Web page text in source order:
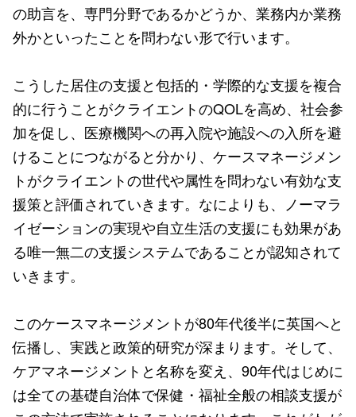
の助言を、専門分野であるかどうか、業務内か業務
外かといったことを問わない形で行います。
こうした居住の支援と包括的・学際的な支援を複合
的に行うことがクライエントのQOLを高め、社会参
加を促し、医療機関への再入院や施設への入所を避
けることにつながると分かり、ケースマネージメン
トがクライエントの世代や属性を問わない有効な支
援策と評価されていきます。なによりも、ノーマラ
イゼーションの実現や自立生活の支援にも効果があ
る唯一無二の支援システムであることが認知されて
いきます。
このケースマネージメントが80年代後半に英国へと
伝播し、実践と政策的研究が深まります。そして、
ケアマネージメントと名称を変え、90年代はじめに
は全ての基礎自治体で保健・福祉全般の相談支援が